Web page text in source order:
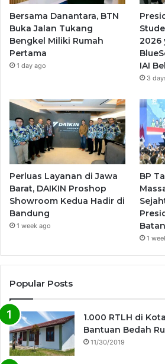
Bersama Danantara, BTN
Buka Jalan Tukang
Bengkel Miliki Rumah
Pertama
1 day ago
2026
IAI
3
Perluas Layanan di Jawa
Barat, DAIKIN Proshop
Showroom Kedua Hadir di
Bandung
1 week ago
BP
1
Popular Posts
1.000 RTLH di
Bantuan Bedah
11/30/2019